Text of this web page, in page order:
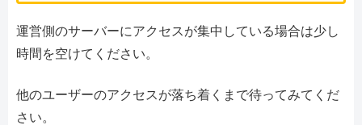
運営側のサーバーにアクセスが集中している場合は少し
時間を空けてください。
他のユーザーのアクセスが落ち着くまで待ってみてくだ
さい。